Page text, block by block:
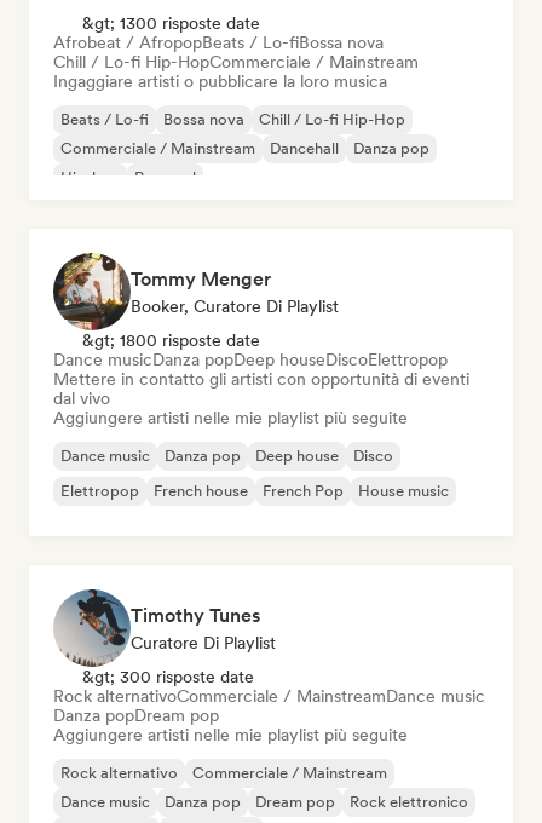
&gt; 1300 risposte date
Afrobeat / AfropopBeats / Lo-fiBossa nova
Chill / Lo-fi Hip-HopCommerciale / Mainstream
Ingaggiare artisti o pubblicare la loro musica
Beats / Lo-fi Bossa nova
Chill / Lo-fi Hip-Hop
Commerciale / Mainstream
Dancehall
Danza pop
Hip-hop
Pop soul
Tommy Menger
Booker, Curatore Di Playlist
&gt; 1800 risposte date
Dance musicDanza popDeep houseDiscoElettropop
Mettere in contatto gli artisti con opportunità di eventi
dal vivo
Aggiungere artisti nelle mie playlist più seguite
Dance music Danza pop Deep house
Disco
Elettropop
French house French Pop House music
Timothy Tunes
Curatore Di Playlist
&gt; 300 risposte date
Rock alternativoCommerciale / MainstreamDance music
Danza popDream pop
Aggiungere artisti nelle mie playlist più seguite
Rock alternativo
Commerciale / Mainstream
Dance music
Danza pop Dream pop
Rock elettronico